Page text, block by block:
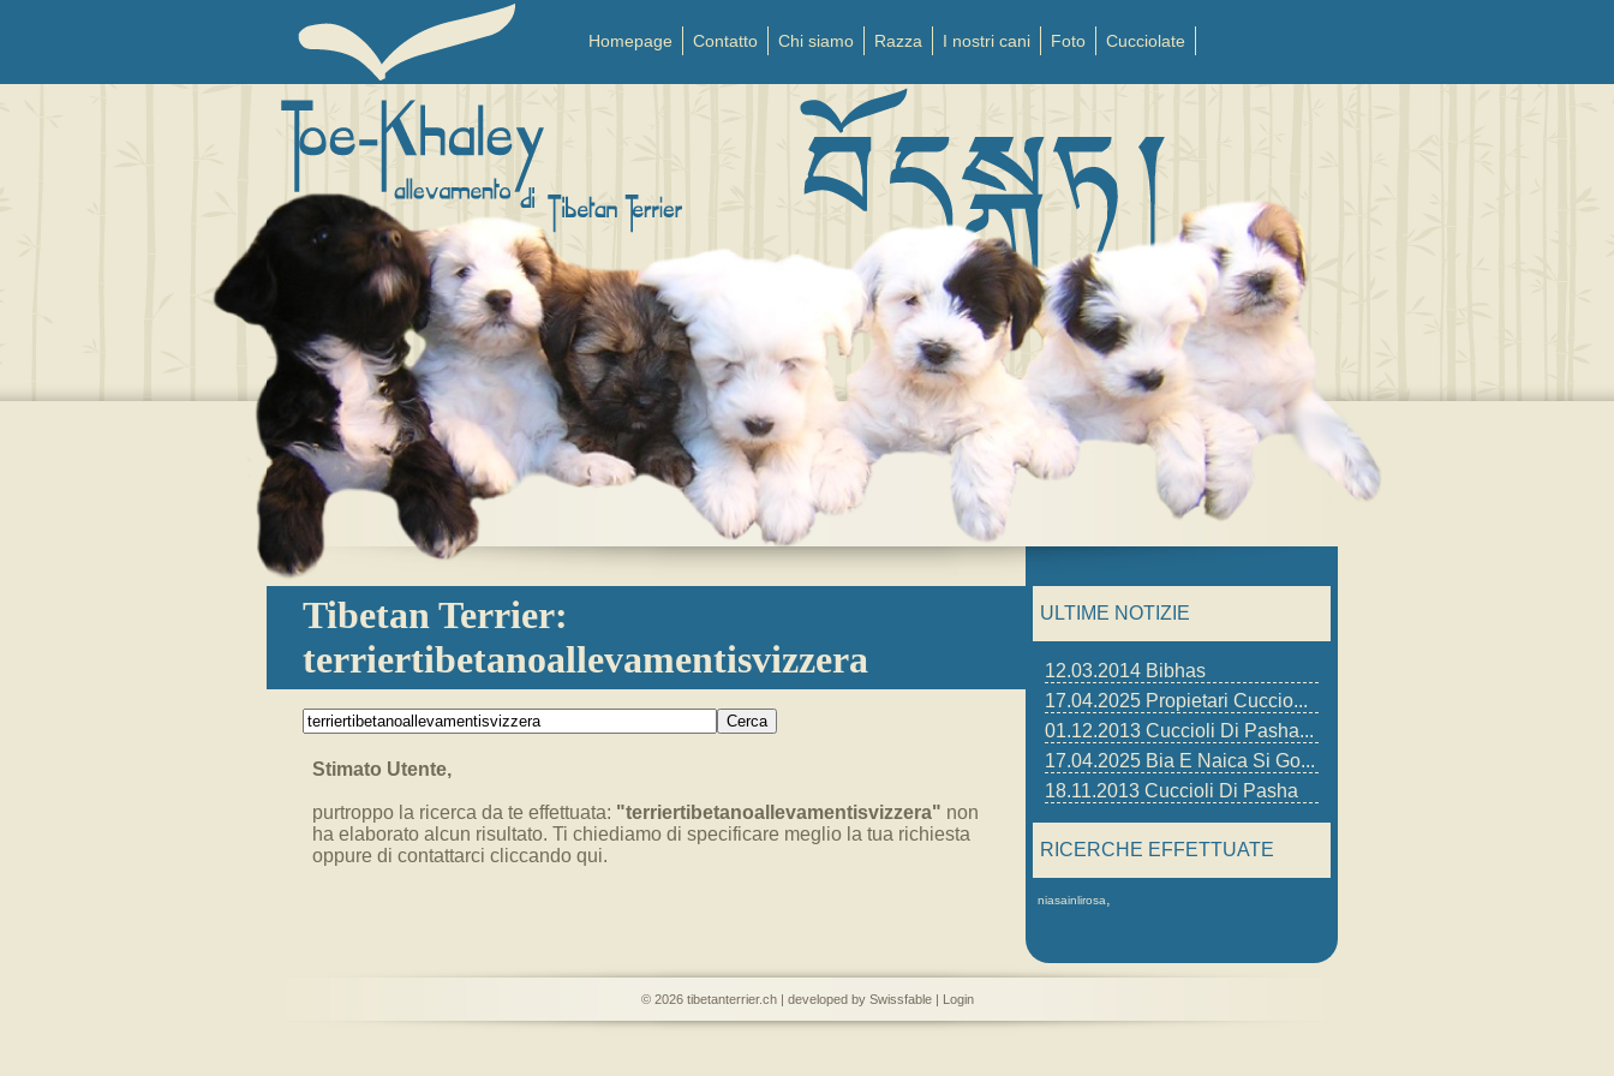
Homepage Contatto Chi siamo Razza I nostri cani Foto Cucciolate
Tibetan Terrier:
terriertibetanoallevamentisvizzera
Stimato Utente,
purtroppo la ricerca da te effettuata: "terriertibetanoallevamentisvizzera" non
ha elaborato alcun risultato. Ti chiediamo di specificare meglio la tua richiesta
oppure di contattarci cliccando qui.
ULTIME NOTIZIE
12.03.2014 Bibhas
17.04.2025 Propietari Cuccio...
01.12.2013 Cuccioli Di Pasha...
17.04.2025 Bia E Naica Si Go...
18.11.2013 Cuccioli Di Pasha
RICERCHE EFFETTUATE
niasainlirosa,
© 2026 tibetanterrier.ch| developed by Swissfable| Login